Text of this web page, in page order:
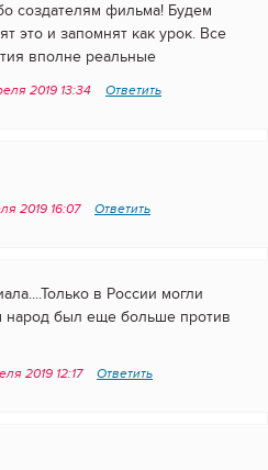
создателям фильма! Будем
это и запомнят как урок. Все
вполне реальные
2019 13:34 Ответить
2019 16:07 Ответить
в России могли
народ был еще больше против
2019 12:17 Ответить